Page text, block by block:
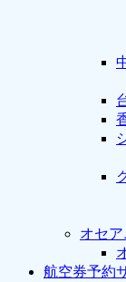
オセ
航空券予約